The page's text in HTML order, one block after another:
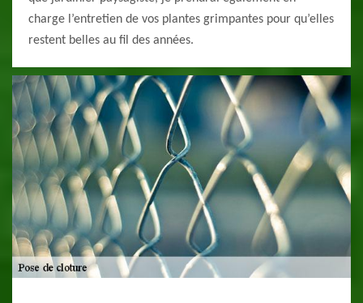
charge l’entretien de vos plantes grimpantes pour qu’elles
restent belles au fil des années.